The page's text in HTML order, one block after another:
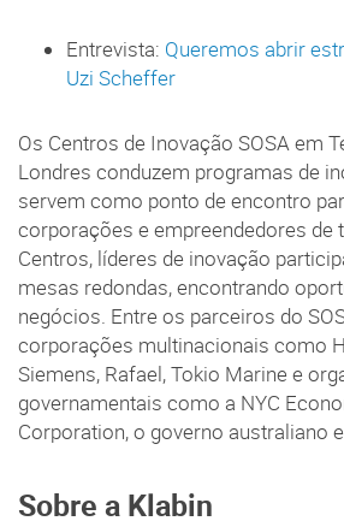
Entrevista: Queremos abrir
Uzi Scheffer
Os Centros de Inovação SOSA em
Londres conduzem programas de
servem como ponto de encontro
corporações e empreendedores de
Centros, líderes de inovação
mesas redondas, encontrando
negócios. Entre os parceiros do
corporações multinacionais como
Siemens, Rafael, Tokio Marine e
governamentais como a NYC
Corporation, o governo australiano
Sobre a Klabin